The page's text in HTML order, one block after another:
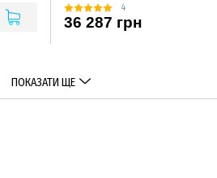
4
36 287 грн
ПОКАЗАТИ ЩЕ